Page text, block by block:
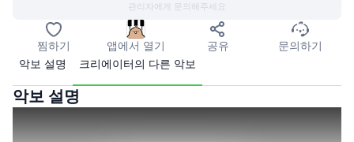
관리자에게 문의해주세요
찜하기 앱에서 열기 공유
문의하기
악보 설명
크리에이터의 다른 악보
악보 설명